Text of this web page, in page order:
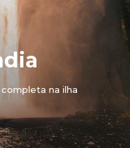
na ilha